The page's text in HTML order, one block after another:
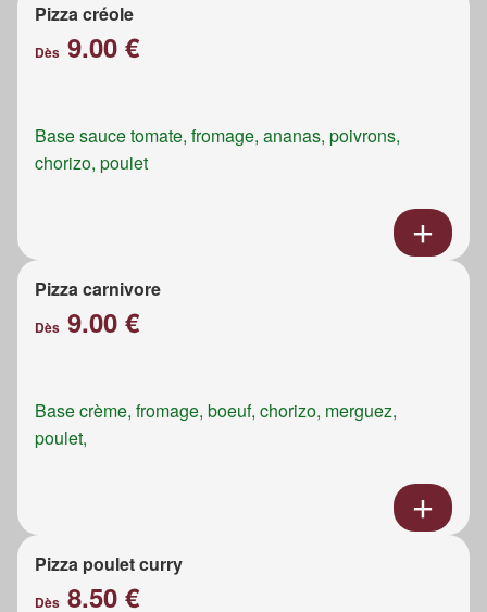
Pizza créole
Dès 9.00 €
Base sauce tomate, fromage, ananas, poivrons,
chorizo, poulet
Pizza carnivore
Dès 9.00 €
Base crème, fromage, boeuf, chorizo, merguez,
poulet,
Pizza poulet curry
Dès 8.50 €